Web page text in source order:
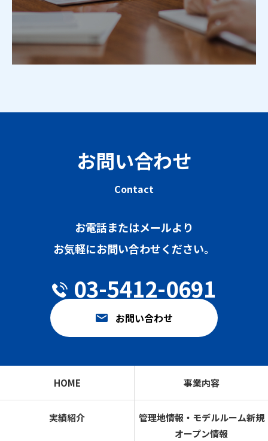
お問い合わせ
Contact
お電話またはメールより
お気軽にお問い合わせください。
03-5412-0691
お問い合わせ
HOME 事業内容
実績紹介
管理地情報・モデルルーム新規
オープン情報